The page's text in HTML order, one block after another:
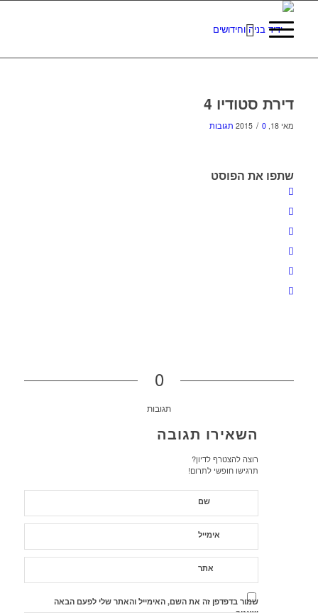
דירת סטודיו 4
מאי 18, 2015 / 0 תגובות
שתפו את הפוסט
0
תגובות
השאירו תגובה
רוצה להצטרף לדיון?
תרגישו חופשי לתרום!
שם
אימייל
אתר
שמור בדפדפן זה את השם, האימייל והאתר שלי לפעם הבאה